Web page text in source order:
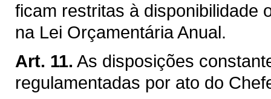
ficam restritas à disponibilidade
na Lei Orçamentária Anual.
Art. 11. As disposições
regulamentadas por ato do